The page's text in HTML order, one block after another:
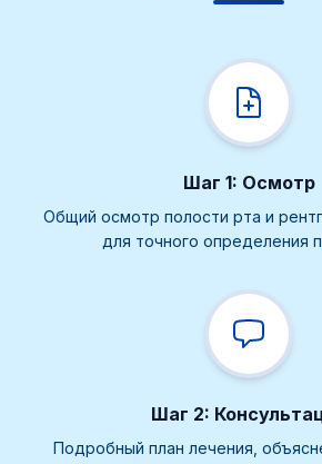
Шаг 1: Осмотр
Общий осмотр полости рта и
для точного определения
Шаг 2:
Подробный план лечения,